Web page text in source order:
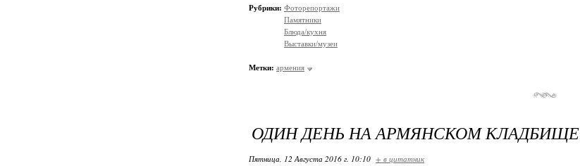
Рубрики: Фоторепортажи
Памятники
Блюда/кухня
Выставки/музеи
Метки: армения
ОДИН ДЕНЬ НА АРМЯНСКОМ КЛАДБИЩЕ
Пятница, 12 Августа 2016 г. 10:10 + в цитатник